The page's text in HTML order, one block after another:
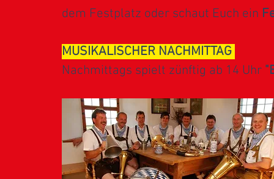
dem Festplatz oder schaut Euch ein
MUSIKALISCHER NACHMITTAG
Nachmittags spielt zünftig ab 14 Uhr